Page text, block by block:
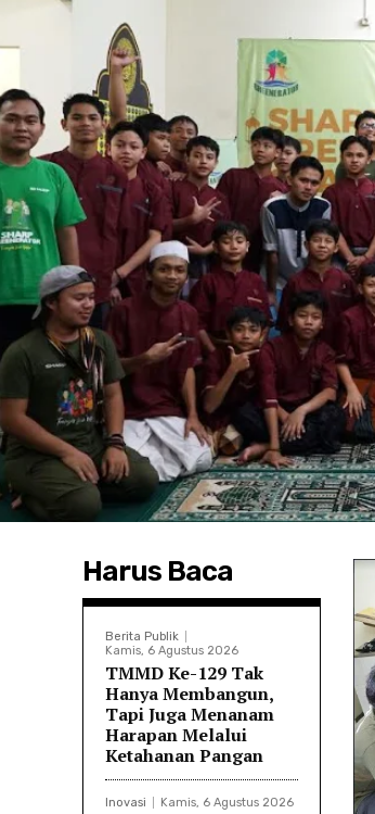
Harus Baca
Berita Publik
Kamis, 6 Agustus 2026
TMMD Ke-129 Tak
Hanya Membangun,
Tapi Juga Menanam
Harapan Melalui
Ketahanan Pangan
Inovasi Kamis, 6 Agustus 2026